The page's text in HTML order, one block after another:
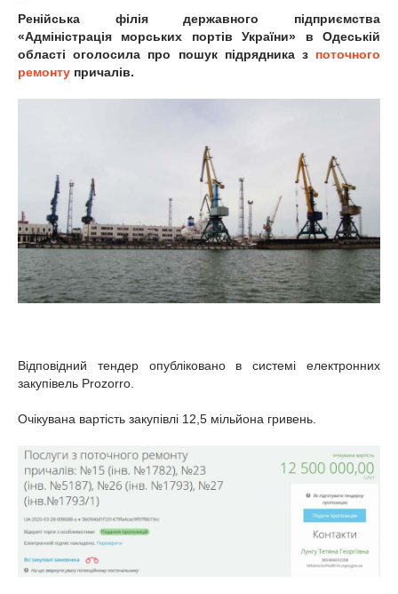
Ренійська філія державного підприємства
«Адміністрація морських портів України» в Одеській
області оголосила про пошук підрядника з поточного
ремонту причалів.
Відповідний тендер опубліковано в системі електронних
закупівель Prozorro.
Очікувана вартість закупівлі 12,5 мільйона гривень.